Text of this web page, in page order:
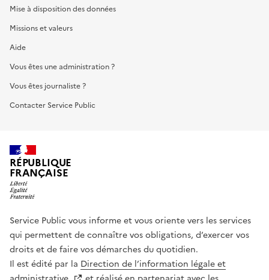
Mise à disposition des données
Missions et valeurs
Aide
Vous êtes une administration ?
Vous êtes journaliste ?
Contacter Service Public
RÉPUBLIQUE
FRANÇAISE
Service Public vous informe et vous oriente vers les services
qui permettent de connaître vos obligations, d’exercer vos
droits et de faire vos démarches du quotidien.
Il est édité par la Direction de l’information légale et